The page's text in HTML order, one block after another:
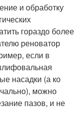
и обработку
гораздо более
реноватор
если в
насадки (а ко
можно
пазов, и не